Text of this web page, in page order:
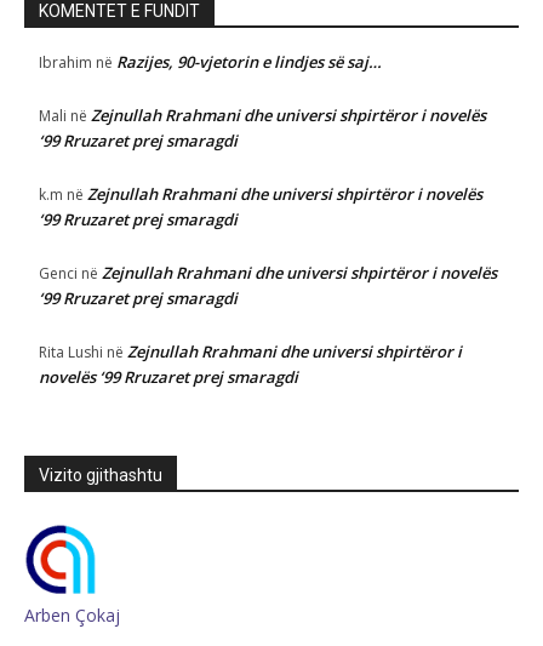
KOMENTET E FUNDIT
Ibrahim në Razijes, 90-vjetorin e lindjes së saj…
Mali në Zejnullah Rrahmani dhe universi shpirtëror i novelës
‘99 Rruzaret prej smaragdi
k.m në Zejnullah Rrahmani dhe universi shpirtëror i novelës
‘99 Rruzaret prej smaragdi
Genci në Zejnullah Rrahmani dhe universi shpirtëror i novelës
‘99 Rruzaret prej smaragdi
Rita Lushi në Zejnullah Rrahmani dhe universi shpirtëror i
novelës ‘99 Rruzaret prej smaragdi
Vizito gjithashtu
Arben Çokaj